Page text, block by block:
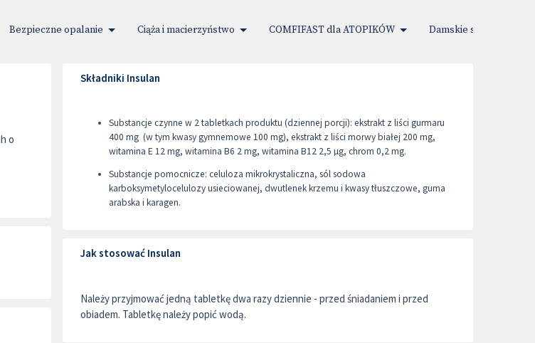
Bezpieczne opalanie Ciąża i macierzyństwo COMFIFAST dla ATOPIKÓW Damskie sprawy
o
Składniki Insulan
Substancje czynne w 2 tabletkach produktu (dziennej porcji): ekstrakt z liści gurmaru
400 mg (w tym kwasy gymnemowe 100 mg), ekstrakt z liści morwy białej 200 mg,
witamina E 12 mg, witamina B6 2 mg, witamina B12 2,5 µg, chrom 0,2 mg.
Substancje pomocnicze: celuloza mikrokrystaliczna, sól sodowa
karboksymetylocelulozy usieciowanej, dwutlenek krzemu i kwasy tłuszczowe, guma
arabska i karagen.
Jak stosować Insulan
Należy przyjmować jedną tabletkę dwa razy dziennie - przed śniadaniem i przed
obiadem. Tabletkę należy popić wodą.